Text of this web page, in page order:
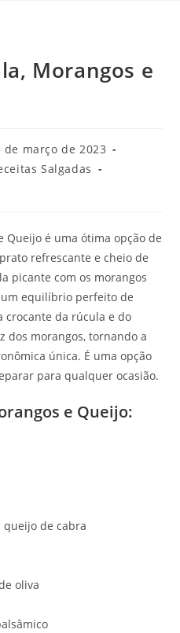
Morangos e
de março de 2023
Salgadas
Queijo é uma ótima opção de
refrescante e cheio de
picante com os morangos
equilíbrio perfeito de
crocante da rúcula e do
dos morangos, tornando a
única. É uma opção
para qualquer ocasião.
e Queijo:
queijo de cabra
oliva